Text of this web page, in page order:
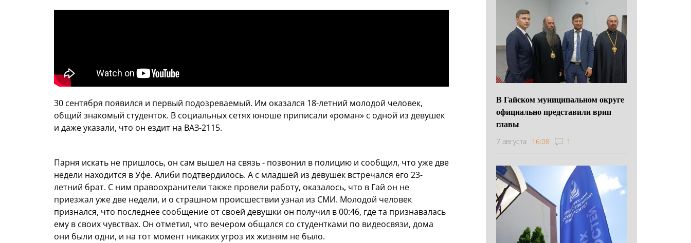
30 сентября появился и первый подозреваемый. Им оказался 18-летний молодой человек,
общий знакомый студенток. В социальных сетях юноше приписали «роман» с одной из девушек
и даже указали, что он ездит на ВАЗ-2115.
Парня искать не пришлось, он сам вышел на связь - позвонил в полицию и сообщил, что уже две
недели находится в Уфе. Алиби подтвердилось. А с младшей из девушек встречался его 23-
летний брат. С ним правоохранители также провели работу, оказалось, что в Гай он не
приезжал уже две недели, и о страшном происшествии узнал из СМИ. Молодой человек
признался, что последнее сообщение от своей девушки он получил в 00:46, где та признавалась
ему в своих чувствах. Он отметил, что вечером общался со студентками по видеосвязи, дома
они были одни, и на тот момент никаких угроз их жизням не было.
В Гайском муниципальном округе
официально представили врип
главы
7 августа 16:08 1